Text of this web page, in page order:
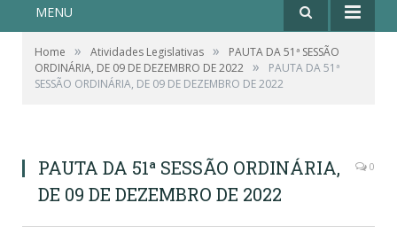
MENU
Home » Atividades Legislativas »
PAUTA DA 51ª SESSÃO
ORDINÁRIA, DE 09 DE DEZEMBRO DE 2022 »
PAUTA DA 51ª
SESSÃO ORDINÁRIA, DE 09 DE DEZEMBRO DE 2022
PAUTA DA 51ª SESSÃO ORDINÁRIA,
DE 09 DE DEZEMBRO DE 2022
0